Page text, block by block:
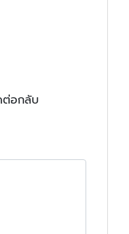
ต่อกลับ